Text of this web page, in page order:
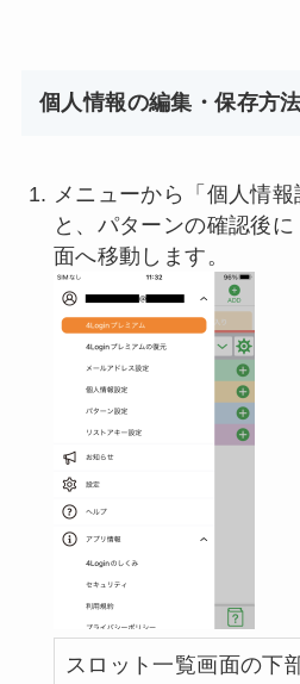
個人情報の編集・保存方
メニューから「個人情
と、パターンの確認後
面へ移動します。
スロット一覧画面の下